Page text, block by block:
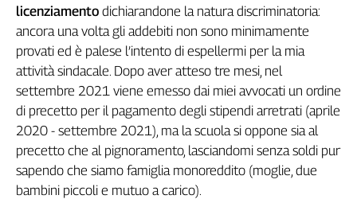
Lavoro
Territori
Abruzzo-
Molise
Alto
Adige
Basilicata
Calabria
Campania
licenziamento dichiarandone la natura discriminatoria:
ancora una volta gli addebiti non sono minimamente
provati ed è palese l’intento di espellermi per la mia
attività sindacale. Dopo aver atteso tre mesi, nel
settembre 2021 viene emesso dai miei avvocati un ordine
di precetto per il pagamento degli stipendi arretrati (aprile
2020 - settembre 2021), ma la scuola si oppone sia al
precetto che al pignoramento, lasciandomi senza soldi pur
sapendo che siamo famiglia monoreddito (moglie, due
bambini piccoli e mutuo a carico).